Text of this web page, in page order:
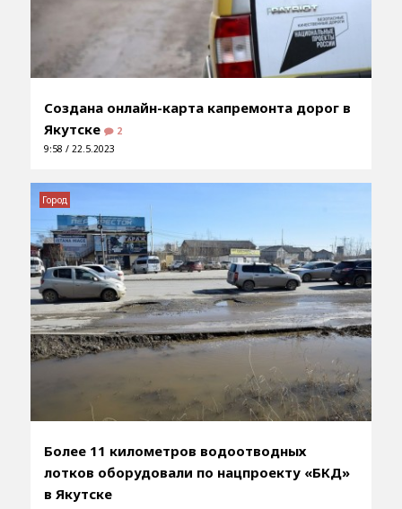
Создана онлайн-карта капремонта дорог в
Якутске
2
9:58 / 22.5.2023
Более 11 километров водоотводных
лотков оборудовали по нацпроекту «БКД»
в Якутске
Город